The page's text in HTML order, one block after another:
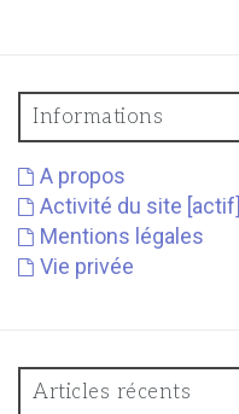
Informations
A propos
Activité du site [actif]
Mentions légales
Vie privée
Articles récents